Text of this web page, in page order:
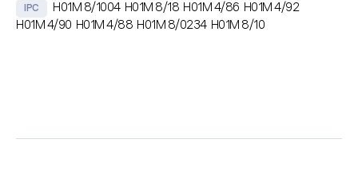
IPC H01M 8/1004 H01M 8/18 H01M 4/86 H01M 4/92
H01M 4/90 H01M 4/88 H01M 8/0234 H01M 8/10